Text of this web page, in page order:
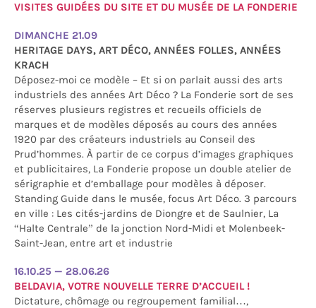
VISITES GUIDÉES DU SITE ET DU MUSÉE DE LA FONDERIE
DIMANCHE 21.09
HERITAGE DAYS, ART DÉCO, ANNÉES FOLLES, ANNÉES
KRACH
Déposez-moi ce modèle – Et si on parlait aussi des arts
industriels des années Art Déco ? La Fonderie sort de ses
réserves plusieurs registres et recueils officiels de
marques et de modèles déposés au cours des années
1920 par des créateurs industriels au Conseil des
Prud’hommes. À partir de ce corpus d’images graphiques
et publicitaires, La Fonderie propose un double atelier de
sérigraphie et d’emballage pour modèles à déposer.
Standing Guide dans le musée, focus Art Déco. 3 parcours
en ville : Les cités-jardins de Diongre et de Saulnier, La
“Halte Centrale” de la jonction Nord-Midi et Molenbeek-
Saint-Jean, entre art et industrie
16.10.25 — 28.06.26
BELDAVIA, VOTRE NOUVELLE TERRE D’ACCUEIL !
Dictature, chômage ou regroupement familial…,